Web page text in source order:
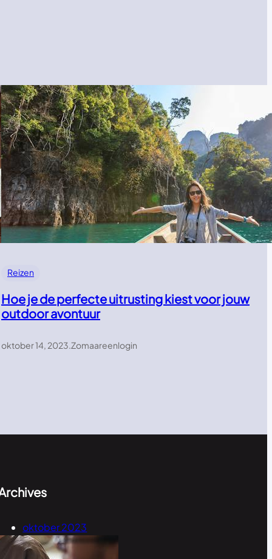
Reizen
Hoe je de perfecte uitrusting kiest voor jouw
outdoor avontuur
oktober 14, 2023.Zomaareenlogin
oktober 2023